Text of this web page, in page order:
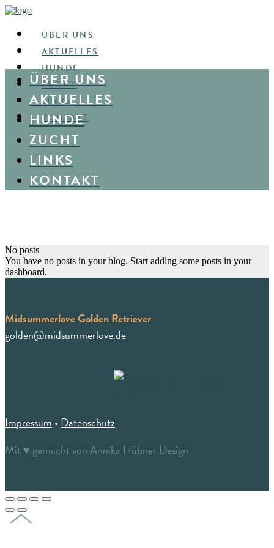
ÜBER UNS
AKTUELLES
HUNDE
ZUCHT
LINKS
KONTAKT
ÜBER UNS
AKTUELLES
HUNDE
ZUCHT
LINKS
KONTAKT
No posts
You have no posts in your blog. Start adding some posts in your
dashboard.
Midsummerlove Golden Retriever
golden@midsummerlove.de
Impressum • Datenschutz
Mit ♥︎ gemacht von Annika Hübner Design